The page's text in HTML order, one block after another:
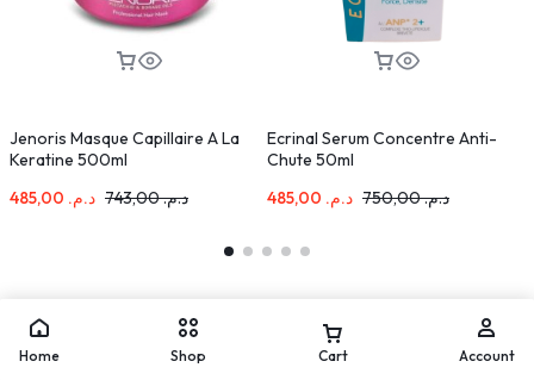
Jenoris Masque Capillaire A La
Keratine 500ml
د.م.
د.م.743,00
Ecrinal Serum Concentre Anti-
Chute 50ml
د.م.
د.م.750,00
Home Shop Cart Account